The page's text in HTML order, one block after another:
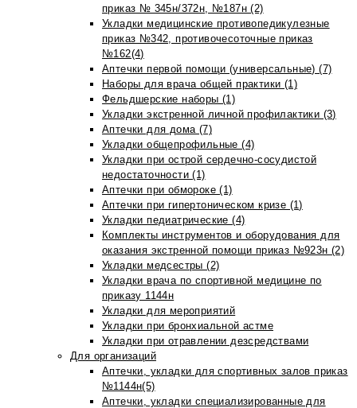
приказ № 345н/372н, №187н (2)
Укладки медицинские противопедикулезные
приказ №342, противочесоточные приказ
№162(4)
Аптечки первой помощи (универсальные) (7)
Наборы для врача общей практики (1)
Фельдшерские наборы (1)
Укладки экстренной личной профилактики (3)
Аптечки для дома (7)
Укладки общепрофильные (4)
Укладки при острой сердечно-сосудистой
недостаточности (1)
Аптечки при обмороке (1)
Аптечки при гипертоническом кризе (1)
Укладки педиатрические (4)
Комплекты инструментов и оборудования для
оказания экстренной помощи приказ №923н (2)
Укладки медсестры (2)
Укладки врача по спортивной медицине по
приказу 1144н
Укладки для мероприятий
Укладки при бронхиальной астме
Укладки при отравлении дезсредствами
Для организаций
Аптечки, укладки для спортивных залов приказ
№1144н(5)
Аптечки, укладки специализированные для